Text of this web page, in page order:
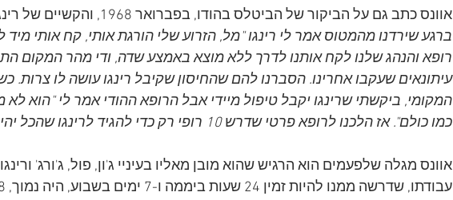
אוונס כתב גם על הביקור של הביטלס בהודו, בפברואר 1968, והקשיים של רינגו:
ברגע שירדנו מהמטוס אמר לי רינגו "מל, הזרוע שלי הורגת אותי, קח אותי מיד
רופא והנהג שלנו לקח אותנו לדרך ללא מוצא באמצע שדה, ודי מהר המקום
עיתונאים שעקבו אחרינו. הסברנו להם שהחיסון שקיבל רינגו עושה לו צרות.
המקומי, ביקשתי שרינגו יקבל טיפול מיידי אבל הרופא ההודי אמר לי "הוא
כמו כולם". אז הלכנו לרופא פרטי שדרש 10 רופי רק כדי להגיד לרינגו שהכל יהיה בסדר
אוונס מגלה שלפעמים הוא הרגיש שהוא מובן מאליו בעיניי ג'ון, פול, ג'ורג'
עבודתו, שדרשה ממנו להיות זמין 24 שעות ביממה ו-7 ימים בשבוע, היה נמוך, 38 פאונד לשבוע בלבד: